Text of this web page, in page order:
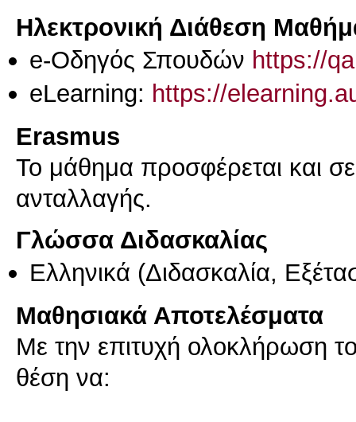
Ηλεκτρονική Διάθεση
e-Οδηγός Σπουδών https://
eLearning: https://
Erasmus
Το μάθημα προσφέρεται και
ανταλλαγής.
Γλώσσα Διδασκαλίας
Ελληνικά (Διδασκαλία,
Μαθησιακά Αποτελέσματα
Με την επιτυχή ολοκλήρωση
θέση να: